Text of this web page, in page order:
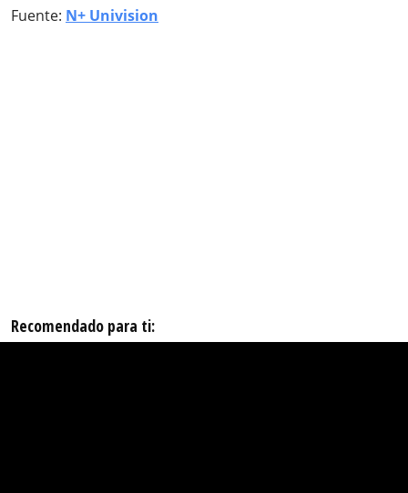
Fuente: N+ Univision
Recomendado para ti: